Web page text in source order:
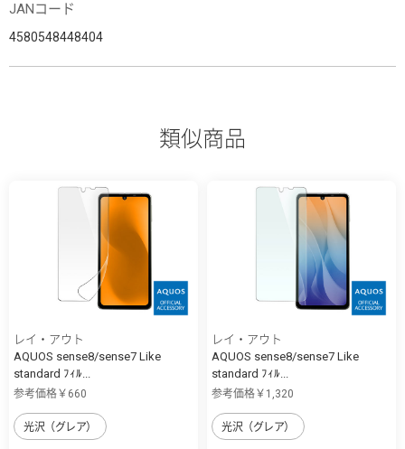
JANコード
4580548448404
類似商品
レイ・アウト
AQUOS sense8/sense7 Like
standard ﾌｨﾙ...
参考価格￥660
光沢（グレア）
レイ・アウト
AQUOS sense8/sense7 Like
standard ﾌｨﾙ...
参考価格￥1,320
光沢（グレア）